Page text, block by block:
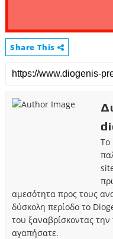
Share This
Το
αμεσότητα προς τους
δύσκολη περίοδο το
του ξαναβρίσκοντας
αγαπήσατε.